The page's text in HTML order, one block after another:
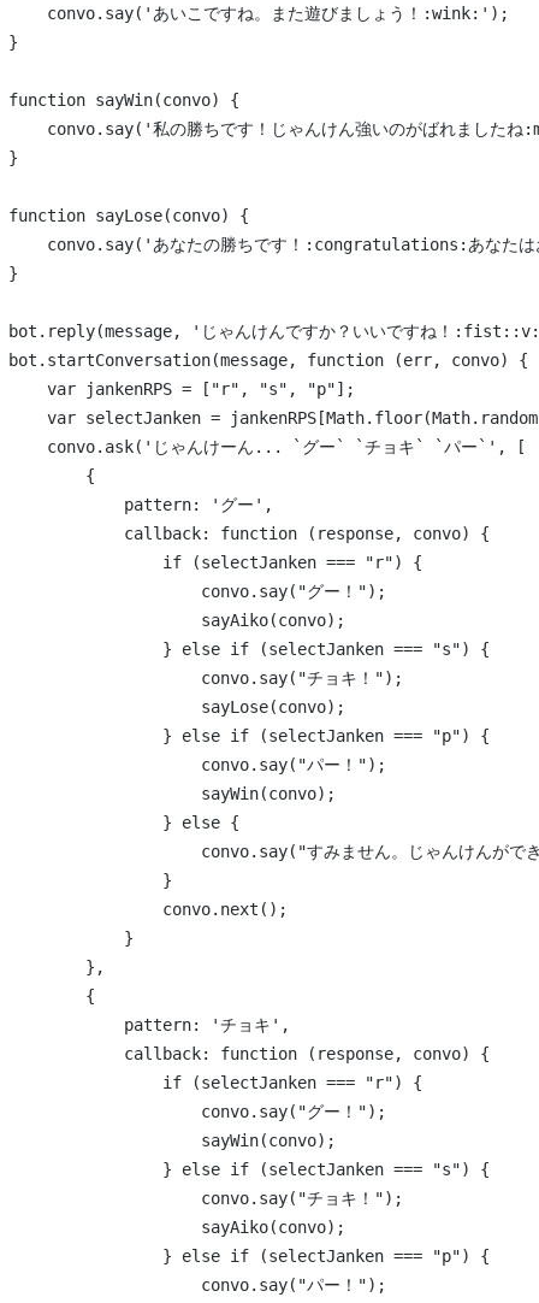
    convo.say('あいこですね。また遊びましょう！:wink:');
}
function sayWin(convo) {
convo.say('私の勝ちです！じゃんけん強いのがばれました
}
function sayLose(convo) {
convo.say('あなたの勝ちです！:congratulations:あなた
}
bot.reply(message, 'じゃんけんですか？いいですね！
bot.startConversation(message, function (err, convo) {
    var jankenRPS = ["r", "s", "p"];
var selectJanken =
    convo.ask('じゃんけーん... `グー` `チョキ` `パー`', [
        {
            pattern: 'グー',
            callback: function (response, convo) {
                if (selectJanken === "r") {
                    convo.say("グー！");
                    sayAiko(convo);
                } else if (selectJanken === "s") {
                    convo.say("チョキ！");
                    sayLose(convo);
                } else if (selectJanken === "p") {
                    convo.say("パー！");
                    sayWin(convo);
                } else {
convo.say("すみません。じゃんけんがで
                }
                convo.next();
            }
        },
        {
            pattern: 'チョキ',
            callback: function (response, convo) {
                if (selectJanken === "r") {
                    convo.say("グー！");
                    sayWin(convo);
                } else if (selectJanken === "s") {
                    convo.say("チョキ！");
                    sayAiko(convo);
                } else if (selectJanken === "p") {
                    convo.say("パー！");